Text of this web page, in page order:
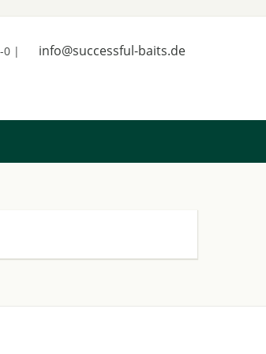
0 | info@successful-baits.de